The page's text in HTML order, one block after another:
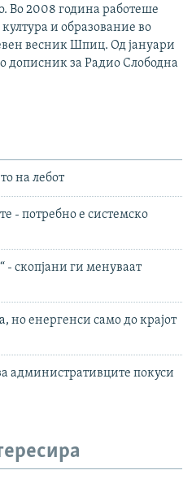
Во 2008 година работеше
и образование во
весник Шпиц. Од јануари
дописник за Радио Слободна
на лебот
- потребно е системско
- скопјани ги менуваат
но енергенси само до крајот
административците покуси